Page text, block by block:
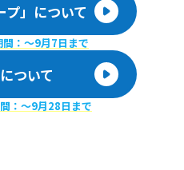
プ」について
：〜9月7日まで
ついて
：〜9月28日まで